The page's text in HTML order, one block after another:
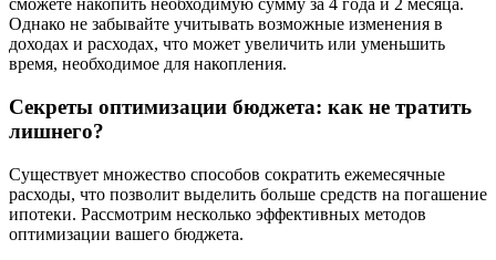
сможете накопить необходимую сумму за 4 года и 2 месяца.
Однако не забывайте учитывать возможные изменения в
доходах и расходах, что может увеличить или уменьшить
время, необходимое для накопления.
Секреты оптимизации бюджета: как не тратить
лишнего?
Существует множество способов сократить ежемесячные
расходы, что позволит выделить больше средств на погашение
ипотеки. Рассмотрим несколько эффективных методов
оптимизации вашего бюджета.